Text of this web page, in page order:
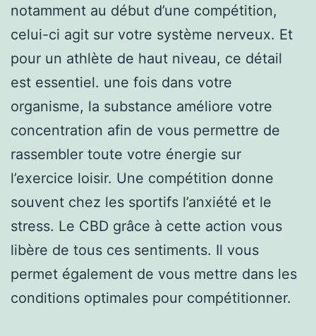
notamment au début d’une compétition,
celui-ci agit sur votre système nerveux. Et
pour un athlète de haut niveau, ce détail
est essentiel. une fois dans votre
organisme, la substance améliore votre
concentration afin de vous permettre de
rassembler toute votre énergie sur
l’exercice loisir. Une compétition donne
souvent chez les sportifs l’anxiété et le
stress. Le CBD grâce à cette action vous
libère de tous ces sentiments. Il vous
permet également de vous mettre dans les
conditions optimales pour compétitionner.